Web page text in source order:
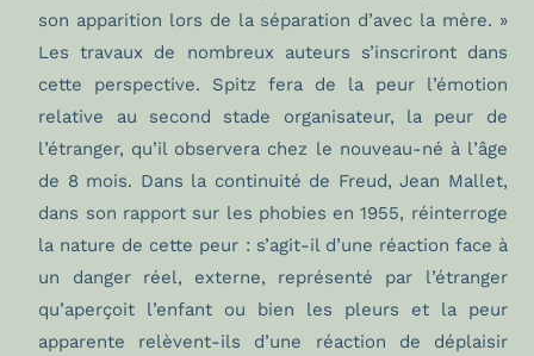
son apparition lors de la séparation d’avec la mère. »
Les travaux de nombreux auteurs s’inscriront dans
cette perspective. Spitz fera de la peur l’émotion
relative au second stade organisateur, la peur de
l’étranger, qu’il observera chez le nouveau-né à l’âge
de 8 mois. Dans la continuité de Freud, Jean Mallet,
dans son rapport sur les phobies en 1955, réinterroge
la nature de cette peur : s’agit-il d’une réaction face à
un danger réel, externe, représenté par l’étranger
qu’aperçoit l’enfant ou bien les pleurs et la peur
apparente relèvent-ils d’une réaction de déplaisir